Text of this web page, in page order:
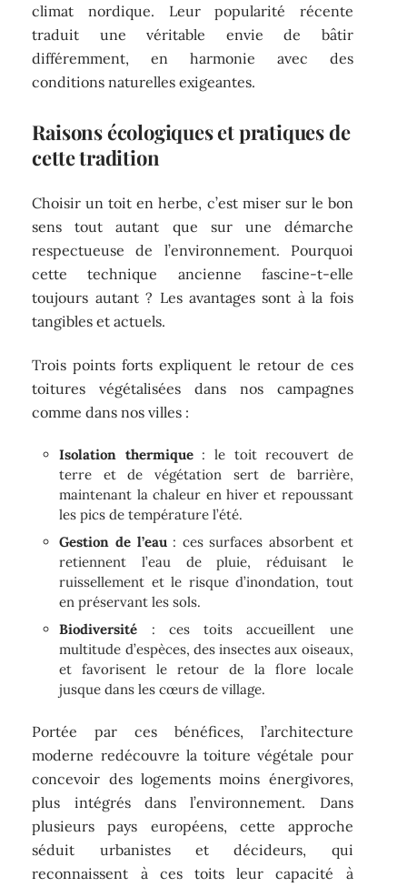
climat nordique. Leur popularité récente
traduit une véritable envie de bâtir
différemment, en harmonie avec des
conditions naturelles exigeantes.
Raisons écologiques et pratiques de
cette tradition
Choisir un toit en herbe, c’est miser sur le bon
sens tout autant que sur une démarche
respectueuse de l’environnement. Pourquoi
cette technique ancienne fascine-t-elle
toujours autant ? Les avantages sont à la fois
tangibles et actuels.
Trois points forts expliquent le retour de ces
toitures végétalisées dans nos campagnes
comme dans nos villes :
Isolation thermique: le toit recouvert de
terre et de végétation sert de barrière,
maintenant la chaleur en hiver et repoussant
les pics de température l’été.
Gestion de l’eau: ces surfaces absorbent et
retiennent l’eau de pluie, réduisant le
ruissellement et le risque d’inondation, tout
en préservant les sols.
Biodiversité : ces toits accueillent une
multitude d’espèces, des insectes aux oiseaux,
et favorisent le retour de la flore locale
jusque dans les cœurs de village.
Portée par ces bénéfices, l’architecture
moderne redécouvre la toiture végétale pour
concevoir des logements moins énergivores,
plus intégrés dans l’environnement. Dans
plusieurs pays européens, cette approche
séduit urbanistes et décideurs, qui
reconnaissent à ces toits leur capacité à